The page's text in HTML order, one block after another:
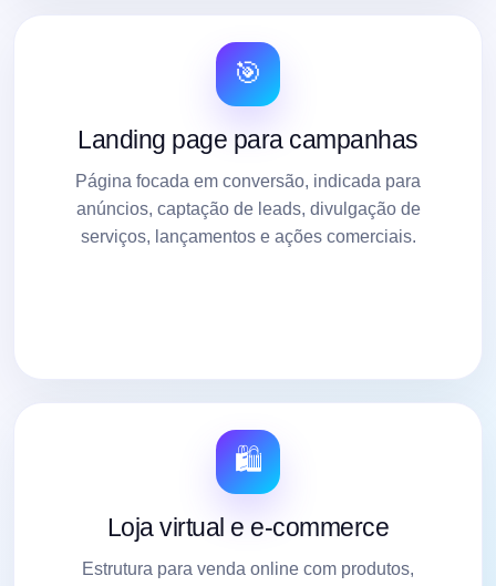
🎯
Landing page para campanhas
Página focada em conversão, indicada para
anúncios, captação de leads, divulgação de
serviços, lançamentos e ações comerciais.
🛍️
Loja virtual e e-commerce
Estrutura para venda online com produtos,